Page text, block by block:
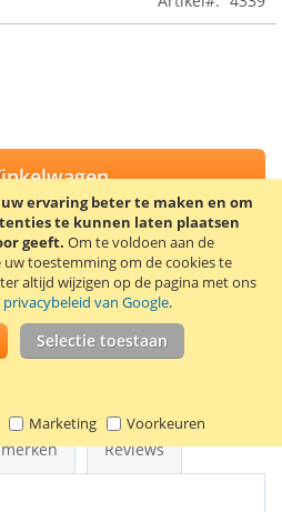
ervaring beter te maken en om
te kunnen laten plaatsen
geeft. Om te voldoen aan de
toestemming om de cookies te
altijd wijzigen op de pagina met ons
privacybeleid van Google.
Selectie toestaan
Marketing Voorkeuren
VERLANGLIJST
TE VERGELIJKEN
Galaxy Alpha. Kleur:
Reviews